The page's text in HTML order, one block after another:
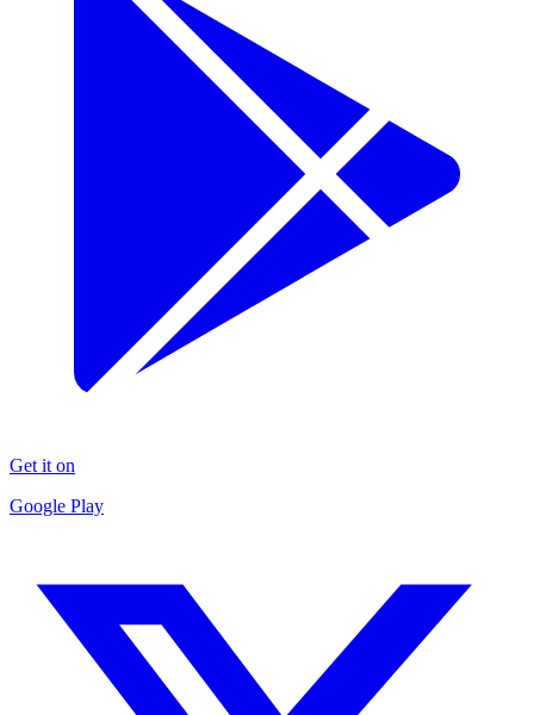
Get it on
Google Play